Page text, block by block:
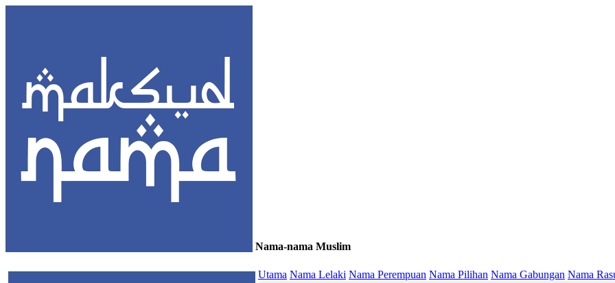
Nama-nama Muslim
Utama Nama Lelaki Nama Perempuan Nama Pilihan Nama Gabungan Nama